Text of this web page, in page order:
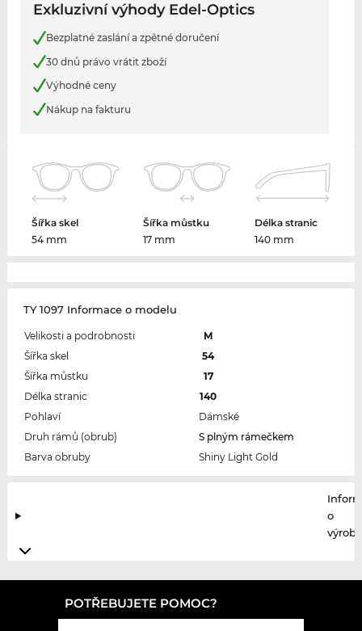
Exkluzivní výhody Edel-Optics
Bezplatné zaslání a zpětné doručení
30 dnů právo vrátit zboží
Výhodné ceny
Nákup na fakturu
Šířka skel
54 mm
Šířka můstku
17 mm
Délka stranic
140 mm
TY 1097 Informace o modelu
Velikosti a podrobnosti
M
Šířka skel
54
Šířka můstku
17
Délka stranic
140
Pohlaví
Dámské
Druh rámů (obrub)
S plným rámečkem
Barva obruby
Shiny Light Gold
o
POTŘEBUJETE POMOC?